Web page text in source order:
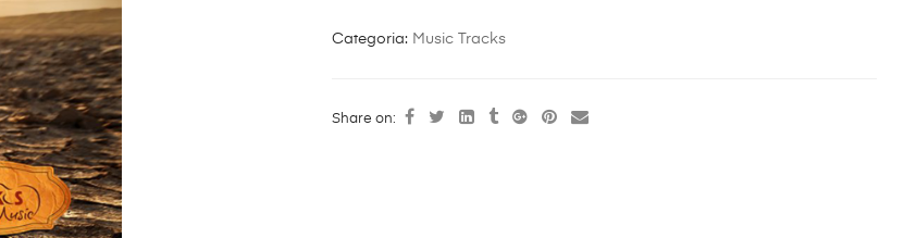
Categoria: Music Tracks
Share on: